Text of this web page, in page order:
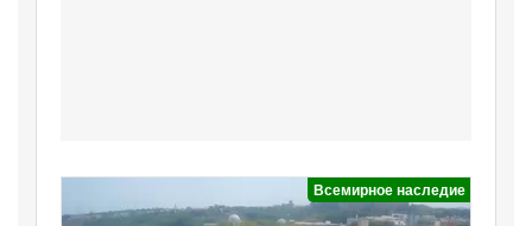
Всемирное наследие